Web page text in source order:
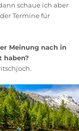
schaue ich aber
Termine für
Meinung nach in
haben?